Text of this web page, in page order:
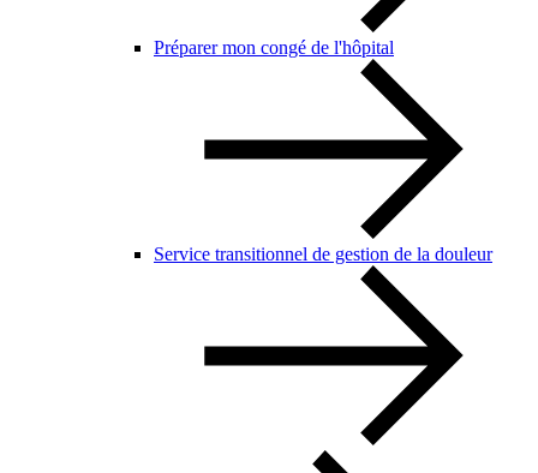
Préparer mon congé de l'hôpital
Service transitionnel de gestion de la douleur